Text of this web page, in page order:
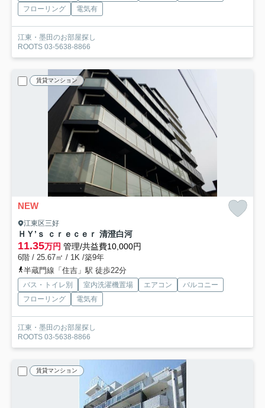
フローリング
電気有
江東・墨田のお部屋探し
ROOTS 03-5638-8866
賃貸マンション
NEW
江東区三好
ＨＹ’ｓ ｃｒｅｃｅｒ 清澄白河
11.35万円 管理/共益費10,000円
6階 / 25.67㎡ / 1K /築9年
半蔵門線「住吉」駅 徒歩22分
バス・トイレ別 室内洗濯機置場 エアコン
バルコニー
フローリング
電気有
江東・墨田のお部屋探し
ROOTS 03-5638-8866
賃貸マンション